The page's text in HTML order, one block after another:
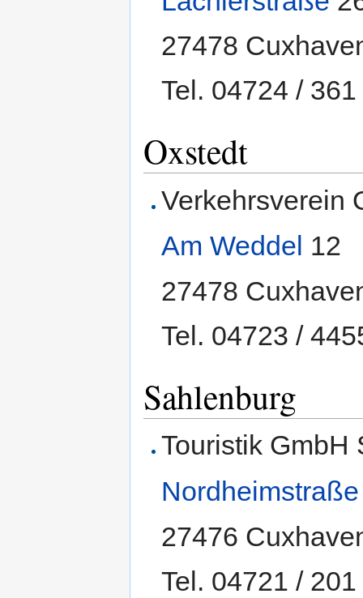
27478
Tel. 04724 / 361
Oxstedt
Verkehrsverein
Am Weddel 12
27478
Tel. 04723 /
Sahlenburg
Touristik GmbH
Nordheimstraße
27476
Tel. 04721 /